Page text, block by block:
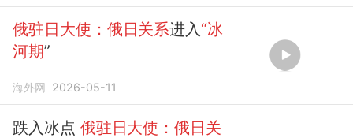
俄驻日大使：俄日关系进入 “冰
河期”
海外网 2026-05-11
跌入冰点 俄驻日大使：俄日关